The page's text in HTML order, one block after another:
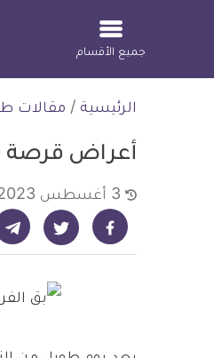
جميع الأقسام
الرئيسية / مقالات
أعراض قرصة
شارك على فيسبوك - ديلي ميديكال انفو شارك على تويتر - ديلي ميديكال انفو شارك